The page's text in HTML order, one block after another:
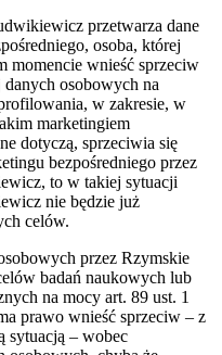
przetwarza dane
osoba, której
momencie wnieść sprzeciw
osobowych na
w zakresie, w
marketingiem
dotyczą, sprzeciwia się
bezpośredniego przez
to w takiej sytuacji
nie będzie już
celów.
przez Rzymskie
badań naukowych lub
na mocy art. 89 ust. 1
prawo wnieść sprzeciw – z
sytuacją – wobec